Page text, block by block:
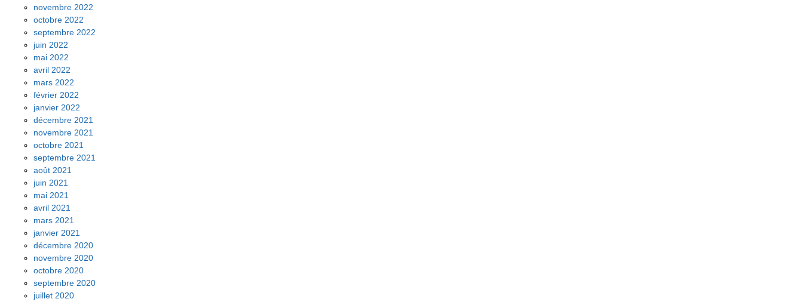
novembre 2022
octobre 2022
septembre 2022
juin 2022
mai 2022
avril 2022
mars 2022
février 2022
janvier 2022
décembre 2021
novembre 2021
octobre 2021
septembre 2021
août 2021
juin 2021
mai 2021
avril 2021
mars 2021
janvier 2021
décembre 2020
novembre 2020
octobre 2020
septembre 2020
juillet 2020